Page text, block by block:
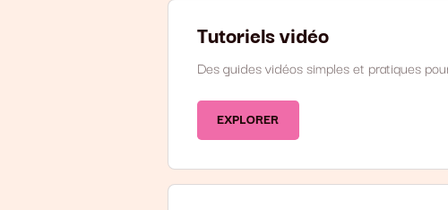
Tutoriels vidéo
Des guides vidéos simples et pratiques
EXPLORER